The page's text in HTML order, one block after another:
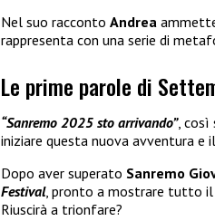
Nel suo racconto Andrea
rappresenta con una serie di
Le prime parole di
“Sanremo 2025 sto arrivando”, così
iniziare questa nuova avventura
Dopo aver superato Sanremo
Festival, pronto a mostrare tutto il
Riuscirà a trionfare?